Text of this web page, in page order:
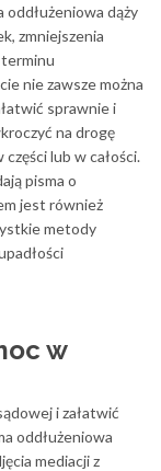
oddłużeniowa dąży
zmniejszenia
nie zawsze można
sprawnie i
na drogę
lub w całości.
pisma o
jest również
metody
w
i załatwić
oddłużeniowa
mediacji z